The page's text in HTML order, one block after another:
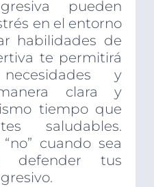
pueden
en el entorno
habilidades de
te permitirá
y
clara y
tiempo que
saludables.
cuando sea
defender tus